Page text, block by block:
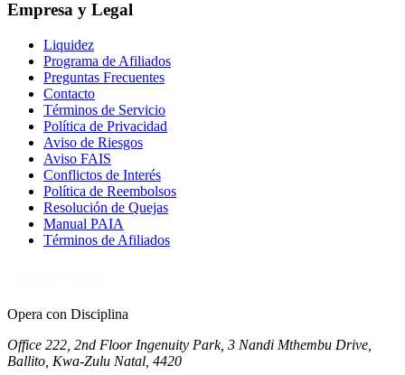
Empresa y Legal
Liquidez
Programa de Afiliados
Preguntas Frecuentes
Contacto
Términos de Servicio
Política de Privacidad
Aviso de Riesgos
Aviso FAIS
Conflictos de Interés
Política de Reembolsos
Resolución de Quejas
Manual PAIA
Términos de Afiliados
Opera con Disciplina
Office 222, 2nd Floor Ingenuity Park, 3 Nandi Mthembu Drive,
Ballito, Kwa-Zulu Natal, 4420